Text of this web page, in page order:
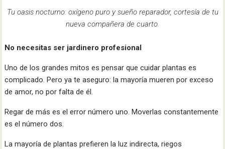
Tu oasis nocturno: oxígeno puro y sueño reparador, cortesía de tu
nueva compañera de cuarto.
No necesitas ser jardinero profesional
Uno de los grandes mitos es pensar que cuidar plantas es
complicado. Pero ya te aseguro: la mayoría mueren por exceso
de amor, no por falta de él.
Regar de más es el error número uno. Moverlas constantemente
es el número dos.
La mayoría de plantas prefieren la luz indirecta, riegos